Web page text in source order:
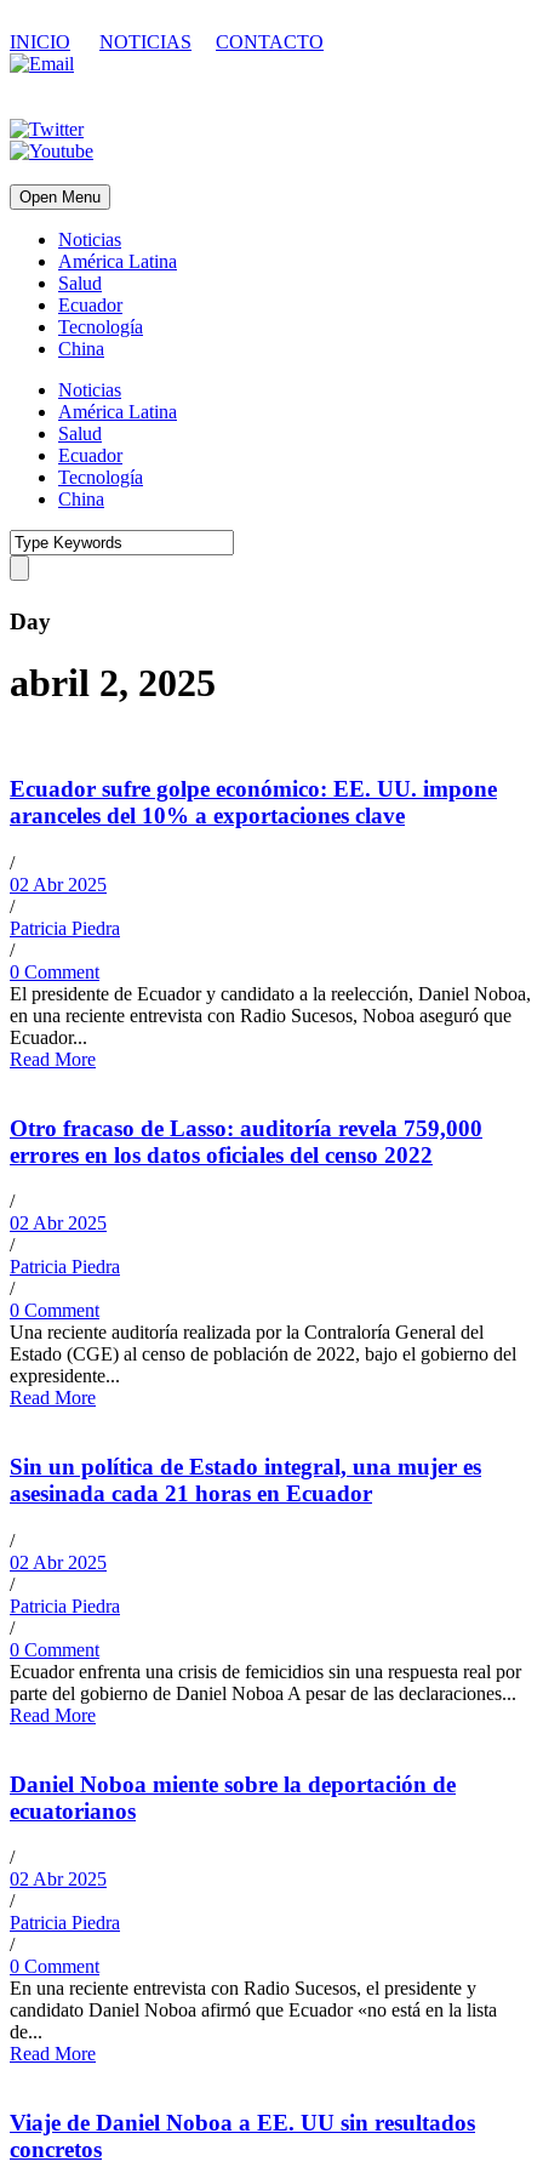
INICIO NOTICIAS CONTACTO
Open Menu
Noticias
América Latina
Salud
Ecuador
Tecnología
China
Noticias
América Latina
Salud
Ecuador
Tecnología
China
Day
abril 2, 2025
Ecuador sufre golpe económico: EE. UU. impone
aranceles del 10% a exportaciones clave
/
02 Abr 2025
/
Patricia Piedra
/
0 Comment
El presidente de Ecuador y candidato a la reelección, Daniel Noboa,
en una reciente entrevista con Radio Sucesos, Noboa aseguró que
Ecuador...
Read More
Otro fracaso de Lasso: auditoría revela 759,000
errores en los datos oficiales del censo 2022
/
02 Abr 2025
/
Patricia Piedra
/
0 Comment
Una reciente auditoría realizada por la Contraloría General del
Estado (CGE) al censo de población de 2022, bajo el gobierno del
expresidente...
Read More
Sin un política de Estado integral, una mujer es
asesinada cada 21 horas en Ecuador
/
02 Abr 2025
/
Patricia Piedra
/
0 Comment
Ecuador enfrenta una crisis de femicidios sin una respuesta real por
parte del gobierno de Daniel Noboa A pesar de las declaraciones...
Read More
Daniel Noboa miente sobre la deportación de
ecuatorianos
/
02 Abr 2025
/
Patricia Piedra
/
0 Comment
En una reciente entrevista con Radio Sucesos, el presidente y
candidato Daniel Noboa afirmó que Ecuador «no está en la lista
de...
Read More
Viaje de Daniel Noboa a EE. UU sin resultados
concretos